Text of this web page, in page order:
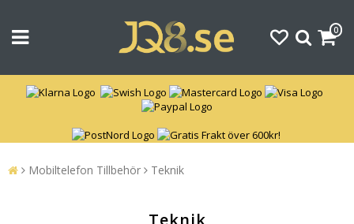
0
Mobiltelefon Tillbehör Teknik